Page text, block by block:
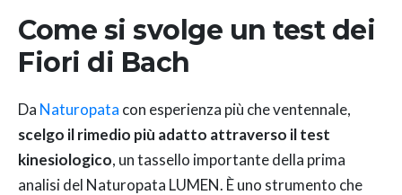
Come si svolge un test dei
Fiori di Bach
Da Naturopata con esperienza più che ventennale,
scelgo il rimedio più adatto attraverso il test
kinesiologico, un tassello importante della prima
analisi del Naturopata LUMEN. È uno strumento che